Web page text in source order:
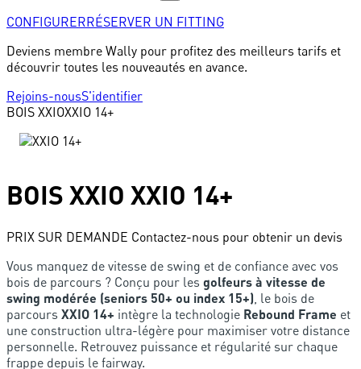
CONFIGURERRÉSERVER UN FITTING
Deviens membre Wally pour profitez des meilleurs tarifs et
découvrir toutes les nouveautés en avance.
Rejoins-nousS'identifier
BOIS XXIOXXIO 14+
BOIS XXIO XXIO 14+
PRIX SUR DEMANDE Contactez-nous pour obtenir un devis
Vous manquez de vitesse de swing et de confiance avec vos
bois de parcours ? Conçu pour les golfeurs à vitesse de
swing modérée (seniors 50+ ou index 15+) , le bois de
parcours XXIO 14+ intègre la technologie Rebound Frame et
une construction ultra-légère pour maximiser votre distance
personnelle. Retrouvez puissance et régularité sur chaque
frappe depuis le fairway.